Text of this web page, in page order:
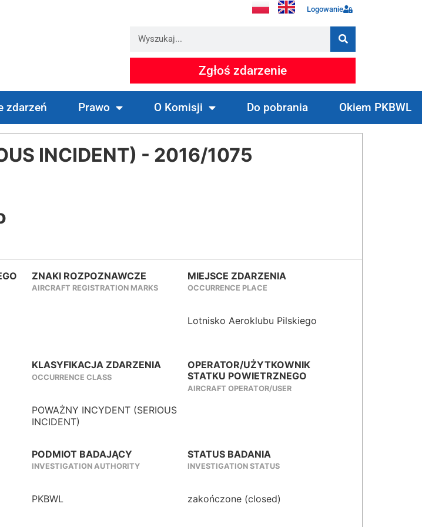
Logowanie
Zgłoś zdarzenie
zdarzeń Prawo O Komisji Do pobrania Okiem PKBWL
INCIDENT) - 2016/1075
ZNAKI ROZPOZNAWCZE
AIRCRAFT REGISTRATION MARKS
MIEJSCE ZDARZENIA
OCCURRENCE PLACE
Lotnisko Aeroklubu Pilskiego
KLASYFIKACJA ZDARZENIA
OCCURRENCE CLASS
POWAŻNY INCYDENT (SERIOUS
INCIDENT)
OPERATOR/UŻYTKOWNIK
STATKU POWIETRZNEGO
AIRCRAFT OPERATOR/USER
PODMIOT BADAJĄCY
INVESTIGATION AUTHORITY
PKBWL
STATUS BADANIA
INVESTIGATION STATUS
zakończone (closed)